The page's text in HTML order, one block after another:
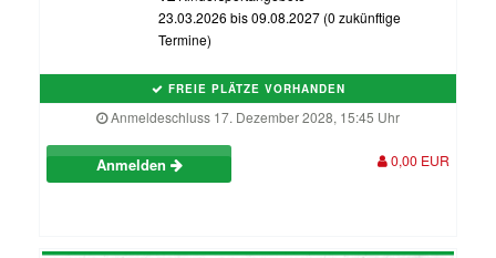
23.03.2026 bis 09.08.2027 (0 zukünftige
Termine)
FREIE PLÄTZE VORHANDEN
Anmeldeschluss 17. Dezember 2028, 15:45 Uhr
Anmelden 0,00 EUR